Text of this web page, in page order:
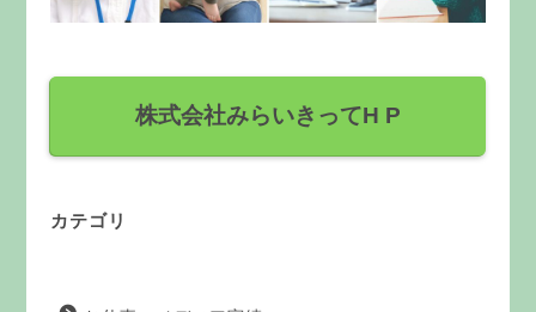
株式会社みらいきってH P
カテゴリ